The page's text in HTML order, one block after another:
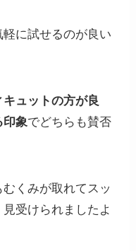
に試せるのが良い
ュットの方が良
印象でどちらも賛否
くみが取れてスッ
受けられましたよ